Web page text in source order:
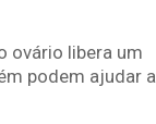
ovário libera um
podem ajudar a